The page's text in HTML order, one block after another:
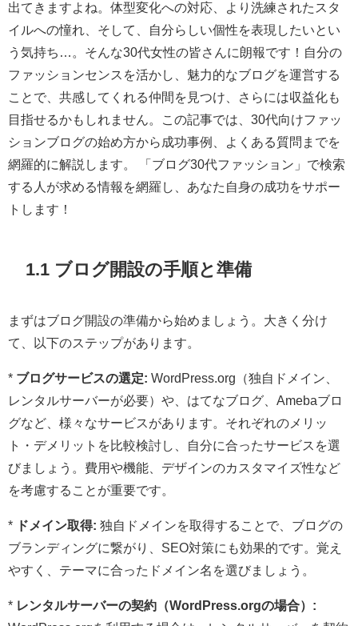
出てきますよね。体型変化への対応、より洗練されたスタ
イルへの憧れ、そして、自分らしい個性を表現したいとい
う気持ち…。そんな30代女性の皆さんに朗報です！自分の
ファッションセンスを活かし、魅力的なブログを運営する
ことで、共感してくれる仲間を見つけ、さらには収益化も
目指せるかもしれません。この記事では、30代向けファッ
ションブログの始め方から成功事例、よくある質問までを
網羅的に解説します。 「ブログ30代ファッション」で検索
する人が求める情報を網羅し、あなた自身の成功をサポー
トします！
1.1 ブログ開設の手順と準備
まずはブログ開設の準備から始めましょう。大きく分け
て、以下のステップがあります。
* ブログサービスの選定: WordPress.org（独自ドメイン、
レンタルサーバーが必要）や、はてなブログ、Amebaブロ
グなど、様々なサービスがあります。それぞれのメリッ
ト・デメリットを比較検討し、自分に合ったサービスを選
びましょう。費用や機能、デザインのカスタマイズ性など
を考慮することが重要です。
* ドメイン取得: 独自ドメインを取得することで、ブログの
ブランディングに繋がり、SEO対策にも効果的です。覚え
やすく、テーマに合ったドメイン名を選びましょう。
* レンタルサーバーの契約（WordPress.orgの場合）: